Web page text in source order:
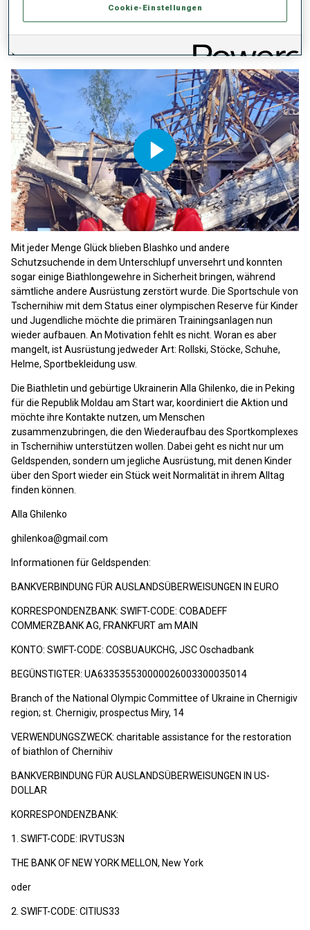
Komplex. Als der Krieg ausbrach, war auch sie gezwungen, in der
Anlage Unterschlupf zu suchen und sich zu verstecken. Vielleicht
erinnern sich einige an die Bilder und Videos, die über Social Media
verbreitet wurden.
Play
Video
Mit jeder Menge Glück blieben Blashko und andere
Schutzsuchende in dem Unterschlupf unversehrt und konnten
sogar einige Biathlongewehre in Sicherheit bringen, während
sämtliche andere Ausrüstung zerstört wurde. Die Sportschule von
Tschernihiw mit dem Status einer olympischen Reserve für Kinder
und Jugendliche möchte die primären Trainingsanlagen nun
wieder aufbauen. An Motivation fehlt es nicht. Woran es aber
mangelt, ist Ausrüstung jedweder Art: Rollski, Stöcke, Schuhe,
Helme, Sportbekleidung usw.
Die Biathletin und gebürtige Ukrainerin Alla Ghilenko, die in Peking
für die Republik Moldau am Start war, koordiniert die Aktion und
möchte ihre Kontakte nutzen, um Menschen
zusammenzubringen, die den Wiederaufbau des Sportkomplexes
in Tschernihiw unterstützen wollen. Dabei geht es nicht nur um
Geldspenden, sondern um jegliche Ausrüstung, mit denen Kinder
über den Sport wieder ein Stück weit Normalität in ihrem Alltag
finden können.
Alla Ghilenko
ghilenkoa@gmail.com
Informationen für Geldspenden:
BANKVERBINDUNG FÜR AUSLANDSÜBERWEISUNGEN IN EURO
KORRESPONDENZBANK: SWIFT-CODE: COBADEFF
COMMERZBANK AG, FRANKFURT am MAIN
KONTO: SWIFT-CODE: COSBUAUKCHG, JSC Oschadbank
BEGÜNSTIGTER: UA633535530000026003300035014
Branch of the National Olympic Committee of Ukraine in Chernigiv
region; st. Chernigiv, prospectus Miry, 14
VERWENDUNGSZWECK: charitable assistance for the restoration
of biathlon of Chernihiv
BANKVERBINDUNG FÜR AUSLANDSÜBERWEISUNGEN IN US-
DOLLAR
KORRESPONDENZBANK:
1. SWIFT-CODE: IRVTUS3N
THE BANK OF NEW YORK MELLON, New York
oder
2. SWIFT-CODE: CITIUS33
Cookie-Einstellungen